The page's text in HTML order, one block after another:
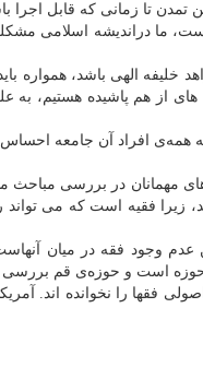
تا زمانی كه قابل اجرا
ما دراندیشه اسلامی
الهی باشد، همواره
های از هم پاشیده هستیم، به
همه‌ی افراد آن جامعه
های مهمانان در بررسی
زیرا فقیه است كه می
وجود فقه در میان
حوزه است و حوزه‌ی قم
فقها را نخوانده اند.